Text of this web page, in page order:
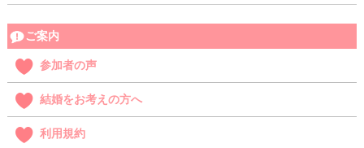
ご案内
参加者の声
結婚をお考えの方へ
利用規約